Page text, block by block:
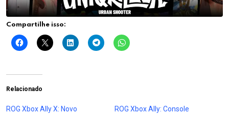
Compartilhe isso:
Relacionado
ROG Xbox Ally X: Novo
ROG Xbox Ally: Console